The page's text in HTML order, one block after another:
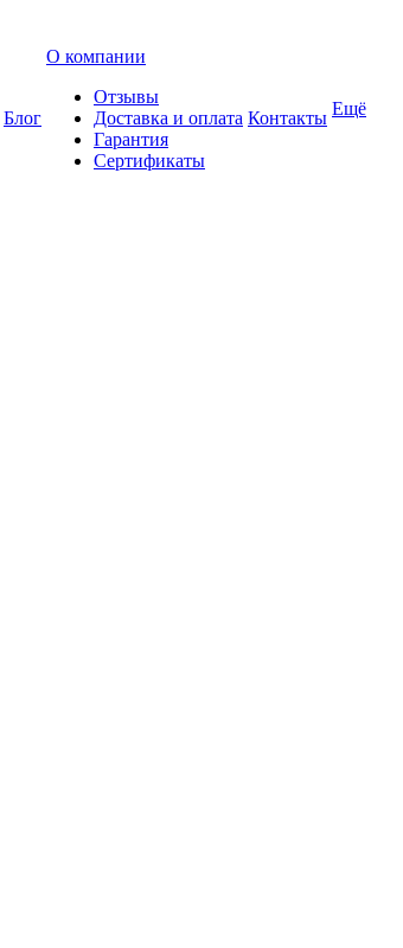
Блог
О компании
Отзывы
Доставка и оплата
Гарантия
Сертификаты
Контакты Ещё